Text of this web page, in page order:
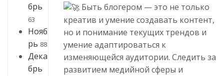
брь
63
Нояб
рь 88
Дека
брь
Быть блогером — это не только
креатив и умение создавать контент,
но и понимание текущих трендов и
умение адаптироваться к
изменяющейся аудитории. Следить за
развитием медийной сферы и